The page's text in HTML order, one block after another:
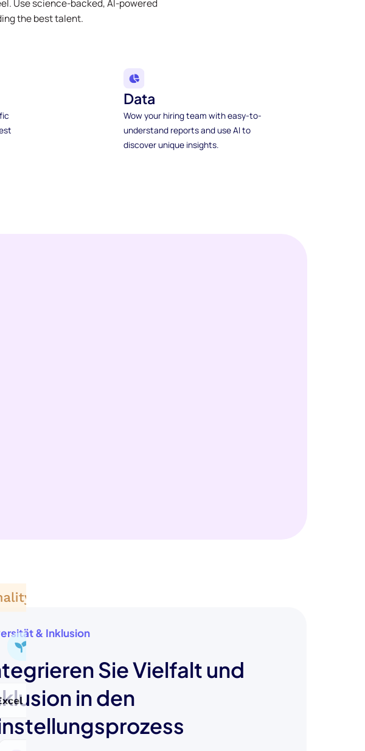
Use science-backed, AI-powered
the best talent.
Data
Wow your hiring team with easy-to-
understand reports and use AI to
discover unique insights.
& Inklusion
Sie Vielfalt und
in den